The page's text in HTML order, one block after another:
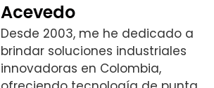
Acevedo
Desde 2003, me he dedicado a
brindar soluciones industriales
innovadoras en Colombia,